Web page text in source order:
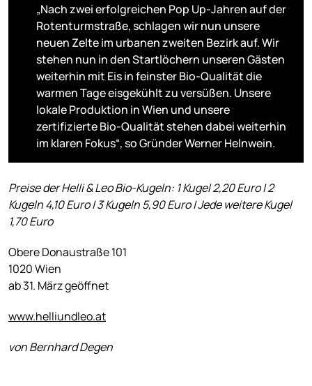
„Nach zwei erfolgreichen Pop Up-Jahren auf der
Rotenturmstraße, schlagen wir nun unsere
neuen Zelte im urbanen zweiten Bezirk auf. Wir
stehen nun in den Startlöchern unseren Gästen
weiterhin mit Eis in feinster Bio-Qualität die
warmen Tage eisgekühlt zu versüßen. Unsere
lokale Produktion in Wien und unsere
zertifizierte Bio-Qualität stehen dabei weiterhin
im klaren Fokus“, so Gründer Werner Helnwein.
Preise der Helli & Leo Bio-Kugeln: 1 Kugel 2,20 Euro | 2
Kugeln 4,10 Euro | 3 Kugeln 5,90 Euro | Jede weitere Kugel
1,70 Euro
Obere Donaustraße 101
1020 Wien
ab 31. März geöffnet
www.helliundleo.at
von Bernhard Degen